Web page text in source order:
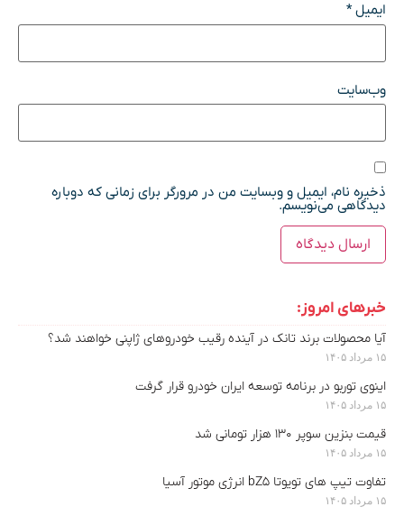
ایمیل*
وب‌سایت
ذخیره نام، ایمیل و وبسایت من در مرورگر برای زمانی که دوباره
دیدگاهی می‌نویسم.
خبرهای امروز:
آیا محصولات برند تانک در آینده رقیب خودروهای ژاپنی خواهند شد؟
۱۵ مرداد ۱۴۰۵
اینوی توربو در برنامه توسعه ایران خودرو قرار گرفت
۱۵ مرداد ۱۴۰۵
قیمت بنزین سوپر ۱۳۰ هزار تومانی شد
۱۵ مرداد ۱۴۰۵
تفاوت تیپ های تویوتا bZ5 انرژی موتور آسیا
۱۵ مرداد ۱۴۰۵